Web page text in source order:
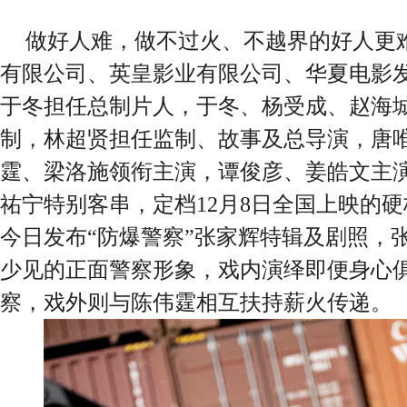
做好人难，做不过火、不越界的好人更
有限公司、英皇影业有限公司、华夏电影
于冬担任总制片人，于冬、杨受成、赵海
制，林超贤担任监制、故事及总导演，唐
霆、梁洛施领衔主演，谭俊彦、姜皓文主
祐宁特别客串，定档12月8日全国上映的
今日发布“防爆警察”张家辉特辑及剧照，
少见的正面警察形象，戏内演绎即便身心
察，戏外则与陈伟霆相互扶持薪火传递。